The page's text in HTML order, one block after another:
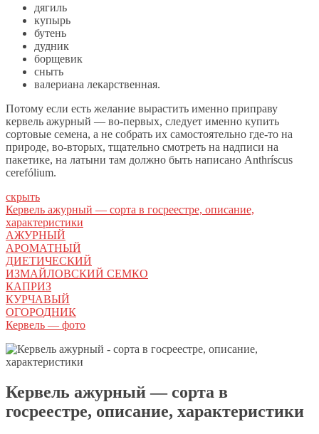
дягиль
купырь
бутень
дудник
борщевик
сныть
валериана лекарственная.
Потому если есть желание вырастить именно приправу
кервель ажурный — во-первых, следует именно купить
сортовые семена, а не собрать их самостоятельно где-то на
природе, во-вторых, тщательно смотреть на надписи на
пакетике, на латыни там должно быть написано Anthríscus
cerefólium.
скрыть
Кервель ажурный — сорта в госреестре, описание,
характеристики
АЖУРНЫЙ
АРОМАТНЫЙ
ДИЕТИЧЕСКИЙ
ИЗМАЙЛОВСКИЙ СЕМКО
КАПРИЗ
КУРЧАВЫЙ
ОГОРОДНИК
Кервель — фото
Кервель ажурный — сорта в
госреестре, описание, характеристики